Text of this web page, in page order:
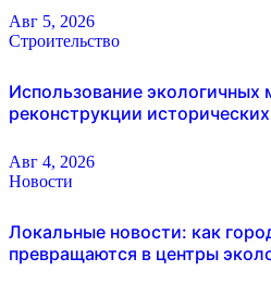
Авг 5, 2026
Строительство
Использование экологичных
реконструкции
Авг 4, 2026
Новости
Локальные новости: как
превращаются в центры